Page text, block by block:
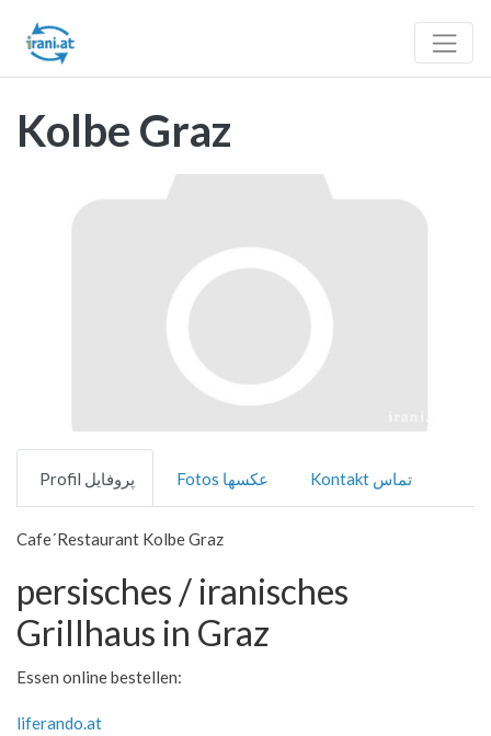
Kolbe Graz
Profil پروفایل Fotos عکسها Kontakt تماس
Cafe´Restaurant Kolbe Graz
persisches / iranisches
Grillhaus in Graz
Essen online bestellen:
liferando.at